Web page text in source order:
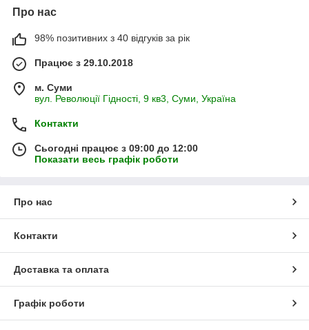
Про нас
98% позитивних з 40 відгуків за рік
Працює з 29.10.2018
м. Суми
вул. Революції Гідності, 9 кв3, Суми, Україна
Контакти
Сьогодні працює з 09:00 до 12:00
Показати весь графік роботи
Про нас
Контакти
Доставка та оплата
Графік роботи